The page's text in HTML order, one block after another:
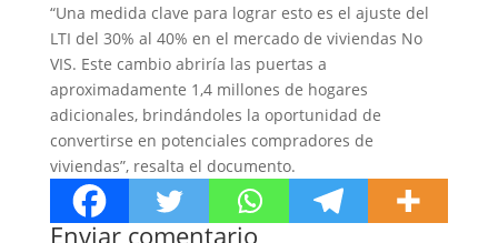
“Una medida clave para lograr esto es el ajuste del
LTI del 30% al 40% en el mercado de viviendas No
VIS. Este cambio abriría las puertas a
aproximadamente 1,4 millones de hogares
adicionales, brindándoles la oportunidad de
convertirse en potenciales compradores de
viviendas”, resalta el documento.
Enviar comentario